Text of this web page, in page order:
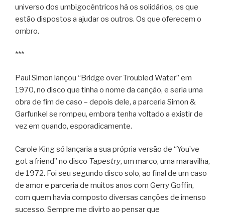
universo dos umbigocêntricos há os solidários, os que
estão dispostos a ajudar os outros. Os que oferecem o
ombro.
***
Paul Simon lançou “Bridge over Troubled Water” em
1970, no disco que tinha o nome da canção, e seria uma
obra de fim de caso – depois dele, a parceria Simon &
Garfunkel se rompeu, embora tenha voltado a existir de
vez em quando, esporadicamente.
Carole King só lançaria a sua própria versão de “You’ve
got a friend” no disco Tapestry, um marco, uma maravilha,
de 1972. Foi seu segundo disco solo, ao final de um caso
de amor e parceria de muitos anos com Gerry Goffin,
com quem havia composto diversas canções de imenso
sucesso. Sempre me divirto ao pensar que